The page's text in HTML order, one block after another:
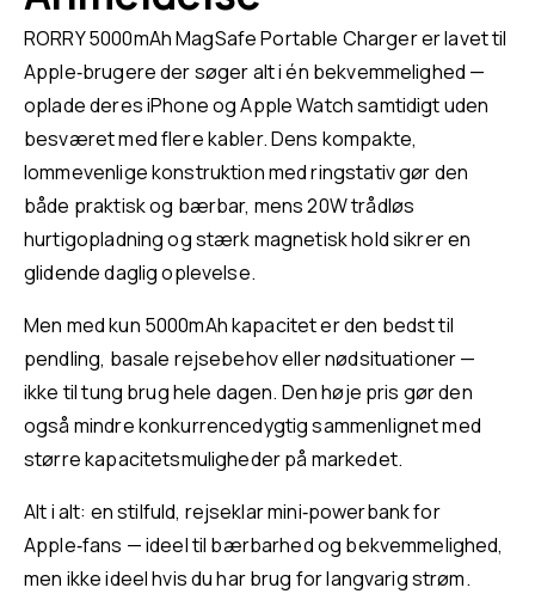
RORRY 5000mAh MagSafe Portable Charger er lavet til
Apple‑brugere der søger alt i én bekvemmelighed —
oplade deres iPhone og Apple Watch samtidigt uden
besværet med flere kabler. Dens kompakte,
lommevenlige konstruktion med ringstativ gør den
både praktisk og bærbar, mens 20W trådløs
hurtigopladning og stærk magnetisk hold sikrer en
glidende daglig oplevelse.
Men med kun 5000mAh kapacitet er den bedst til
pendling, basale rejsebehov eller nødsituationer —
ikke til tung brug hele dagen. Den høje pris gør den
også mindre konkurrencedygtig sammenlignet med
større kapacitetsmuligheder på markedet.
Alt i alt: en stilfuld, rejseklar mini‑powerbank for
Apple‑fans — ideel til bærbarhed og bekvemmelighed,
men ikke ideel hvis du har brug for langvarig strøm.